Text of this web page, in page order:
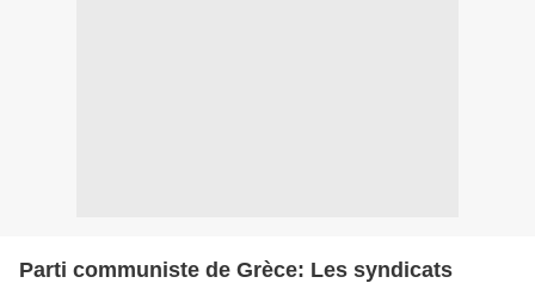
Parti communiste de Grèce: Les syndicats